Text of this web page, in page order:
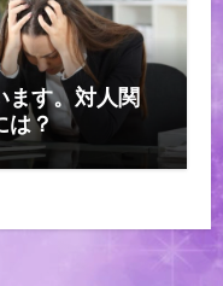
ます。対人関
は？